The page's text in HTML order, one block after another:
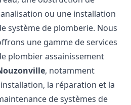
ou une installation
système de plomberie. Nous
une gamme de services
plombier assainissement
, notamment
la réparation et la
de systèmes de